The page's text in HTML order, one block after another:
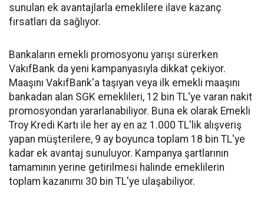
sunulan ek avantajlarla emeklilere ilave kazanç
fırsatları da sağlıyor.
Bankaların emekli promosyonu yarışı sürerken
VakıfBank da yeni kampanyasıyla dikkat çekiyor.
Maaşını VakıfBank'a taşıyan veya ilk emekli maaşını
bankadan alan SGK emeklileri, 12 bin TL'ye varan nakit
promosyondan yararlanabiliyor. Buna ek olarak Emekli
Troy Kredi Kartı ile her ay en az 1.000 TL'lik alışveriş
yapan müşterilere, 9 ay boyunca toplam 18 bin TL'ye
kadar ek avantaj sunuluyor. Kampanya şartlarının
tamamının yerine getirilmesi halinde emeklilerin
toplam kazanımı 30 bin TL'ye ulaşabiliyor.